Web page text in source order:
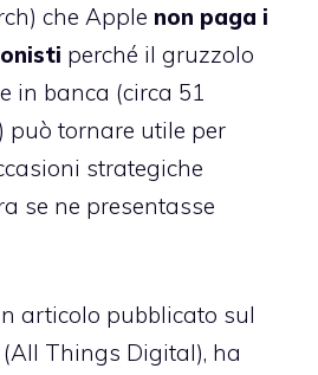
che Apple non paga i
perché il gruzzolo
in banca (circa 51
tornare utile per
strategiche
se ne presentasse
articolo pubblicato sul
(All Things Digital), ha